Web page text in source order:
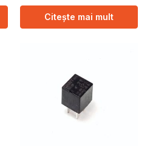
Citește mai mult